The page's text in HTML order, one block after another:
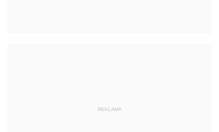
REKLAMA